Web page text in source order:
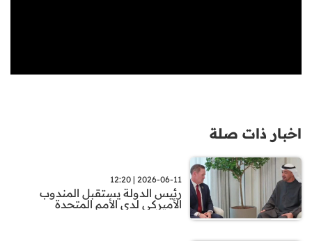
اخبار ذات صلة
2026-06-11 | 12:20
رئيس الدولة يستقبل المندوب
الأميركي لدى الأمم المتحدة